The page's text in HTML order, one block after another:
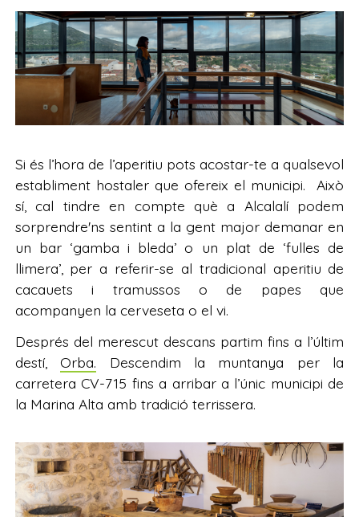
Si és l’hora de l’aperitiu pots acostar-te a qualsevol
establiment hostaler que ofereix el municipi. Això
sí, cal tindre en compte què a Alcalalí podem
sorprendre'ns sentint a la gent major demanar en
un bar ‘gamba i bleda’ o un plat de ‘fulles de
llimera’, per a referir-se al tradicional aperitiu de
cacauets i tramussos o de papes que
acompanyen la cerveseta o el vi.
Després del merescut descans partim fins a l’últim
destí, Orba. Descendim la muntanya per la
carretera CV-715 fins a arribar a l’únic municipi de
la Marina Alta amb tradició terrissera.